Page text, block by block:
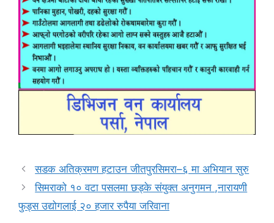
सडक अतिक्रमण हटाउन जीतपुरसिमरा–६ मा अभियान सुरु
सिमराको १० वटा पसलमा छड्के संयुक्त अनुगमन ,नारायणी
फुड्स उद्योगलाई २० हजार रुपैया जरिवाना